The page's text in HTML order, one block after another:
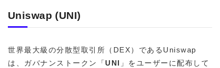
Uniswap (UNI)
世界最大級の分散型取引所（DEX）であるUniswap
は、ガバナンストークン「UNI 」をユーザーに配布して